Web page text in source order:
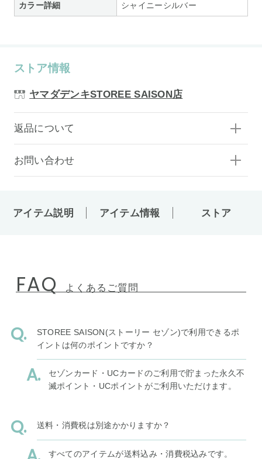
カラー詳細 シャイニーシルバー
ストア情報
ヤマダデンキSTOREE SAISON店
返品について
お問い合わせ
アイテム説明 アイテム情報 ストア
FAQ よくあるご質問
STOREE SAISON(ストーリー セゾン)で利用できるポ
イントは何のポイントですか？
セゾンカード・UCカードのご利用で貯まった永久不
滅ポイント・UCポイントがご利用いただけます。
送料・消費税は別途かかりますか？
すべてのアイテムが送料込み・消費税込みです。